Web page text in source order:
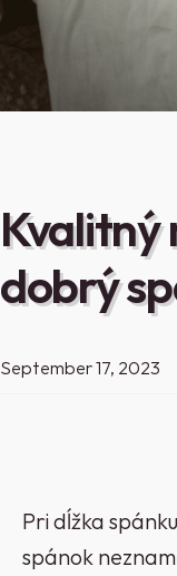
dobrý
September 17, 2023
Pri dĺžka
spánok